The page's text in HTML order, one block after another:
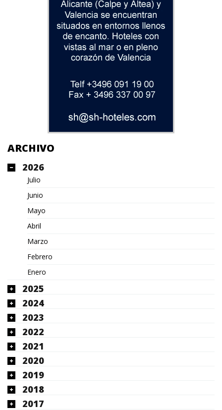
ARCHIVO
2026
Julio
Junio
Mayo
Abril
Marzo
Febrero
Enero
2025
2024
2023
2022
2021
2020
2019
2018
2017